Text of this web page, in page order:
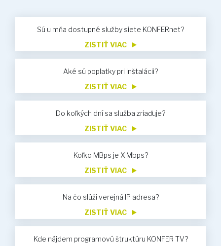
Sú u mňa dostupné služby siete KONFERnet?
ZISTIŤ VIAC
Aké sú poplatky pri inštalácii?
ZISTIŤ VIAC
Do koľkých dní sa služba zriaďuje?
ZISTIŤ VIAC
Koľko MBps je X Mbps?
ZISTIŤ VIAC
Na čo slúži verejná IP adresa?
ZISTIŤ VIAC
Kde nájdem programovú štruktúru KONFER TV?